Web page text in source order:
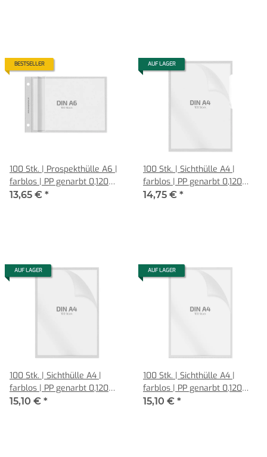
BESTSELLER
100 Stk. | Prospekthülle A6 |
farblos | PP genarbt 0,120
mm | Querformat mit Klappe
13,65 € *
AUF LAGER
100 Stk. | Sichthülle A4 |
farblos | PP genarbt 0,120
mm | Griffausstanzung | REIF
14,75 € *
AUF LAGER
100 Stk. | Sichthülle A4 |
farblos | PP genarbt 0,120
mm | REIF Hamburg
15,10 € *
AUF LAGER
100 Stk. | Sichthülle A4 |
farblos | PP genarbt 0,120
mm | Vorderseite verkürzt |
15,10 € *